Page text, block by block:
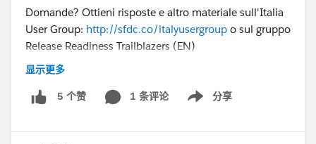
Domande? Ottieni risposte e altro materiale sull'Italia
User Group: http://sfdc.co/italyusergroup o sul gruppo
Release Readiness Trailblazers (EN)
:www.salesforce.com/success-releasereadiness
Grazie a tutti i presentatori!@Fabio
Giannunzio
显示更多
5 个赞 1 条评论 分享
Show menu